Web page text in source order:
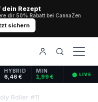
dein Rezept
dir 50% Rabatt bei CannaZen
sichern
HYBRID
6,46 €
MIN
1,99 € ⬤ LIVE
Roller #11